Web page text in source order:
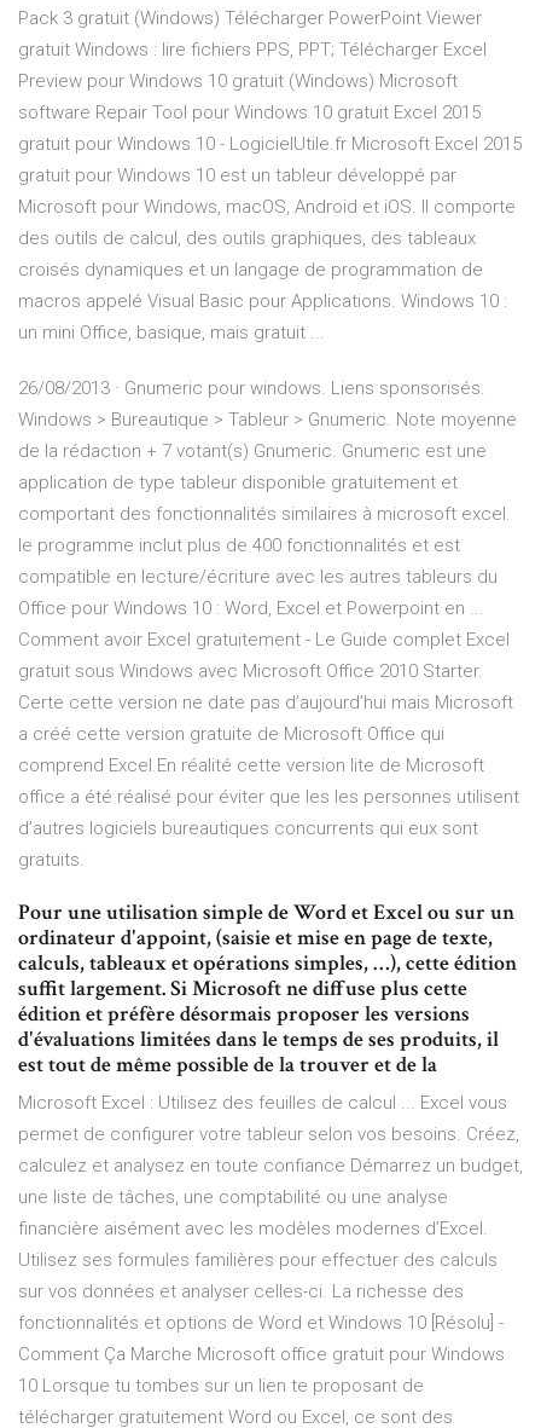
Pack 3 gratuit (Windows) Télécharger PowerPoint Viewer
gratuit Windows : lire fichiers PPS, PPT; Télécharger Excel
Preview pour Windows 10 gratuit (Windows) Microsoft
software Repair Tool pour Windows 10 gratuit Excel 2015
gratuit pour Windows 10 - LogicielUtile.fr Microsoft Excel 2015
gratuit pour Windows 10 est un tableur développé par
Microsoft pour Windows, macOS, Android et iOS. Il comporte
des outils de calcul, des outils graphiques, des tableaux
croisés dynamiques et un langage de programmation de
macros appelé Visual Basic pour Applications. Windows 10 :
un mini Office, basique, mais gratuit ...
26/08/2013 · Gnumeric pour windows. Liens sponsorisés.
Windows > Bureautique > Tableur > Gnumeric. Note moyenne
de la rédaction + 7 votant(s) Gnumeric. Gnumeric est une
application de type tableur disponible gratuitement et
comportant des fonctionnalités similaires à microsoft excel.
le programme inclut plus de 400 fonctionnalités et est
compatible en lecture/écriture avec les autres tableurs du
Office pour Windows 10 : Word, Excel et Powerpoint en ...
Comment avoir Excel gratuitement - Le Guide complet Excel
gratuit sous Windows avec Microsoft Office 2010 Starter.
Certe cette version ne date pas d’aujourd’hui mais Microsoft
a créé cette version gratuite de Microsoft Office qui
comprend Excel.En réalité cette version lite de Microsoft
office a été réalisé pour éviter que les les personnes utilisent
d’autres logiciels bureautiques concurrents qui eux sont
gratuits.
Pour une utilisation simple de Word et Excel ou sur un
ordinateur d'appoint, (saisie et mise en page de texte,
calculs, tableaux et opérations simples, …), cette édition
suffit largement. Si Microsoft ne diffuse plus cette
édition et préfère désormais proposer les versions
d'évaluations limitées dans le temps de ses produits, il
est tout de même possible de la trouver et de la
Microsoft Excel : Utilisez des feuilles de calcul ... Excel vous
permet de configurer votre tableur selon vos besoins. Créez,
calculez et analysez en toute confiance Démarrez un budget,
une liste de tâches, une comptabilité ou une analyse
financière aisément avec les modèles modernes d’Excel.
Utilisez ses formules familières pour effectuer des calculs
sur vos données et analyser celles-ci. La richesse des
fonctionnalités et options de Word et Windows 10 [Résolu] -
Comment Ça Marche Microsoft office gratuit pour Windows
10 Lorsque tu tombes sur un lien te proposant de
télécharger gratuitement Word ou Excel, ce sont des